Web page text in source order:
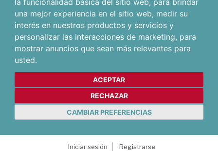
la funcionalidad básica del sitio web, para brindar
una mejor experiencia en el sitio web, medir su
interés en nuestros productos y servicios y
personalizar las interacciones de marketing, para
mostrar anuncios que sean más relevantes para
usted.
ACEPTAR
RECHAZAR
CAMBIAR PREFERENCIAS
Iniciar sesión
Registrarse